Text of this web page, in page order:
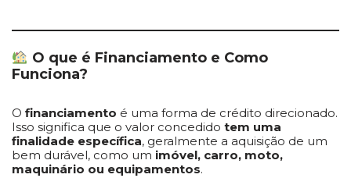
O que é Financiamento e Como
Funciona?
O financiamento é uma forma de crédito direcionado.
Isso significa que o valor concedido tem uma
finalidade específica, geralmente a aquisição de um
bem durável, como um imóvel, carro, moto,
maquinário ou equipamentos.